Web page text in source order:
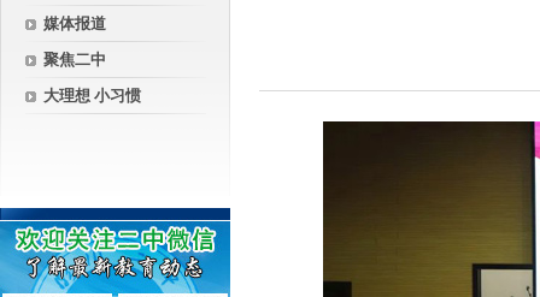
媒体报道
聚焦二中
大理想 小习惯